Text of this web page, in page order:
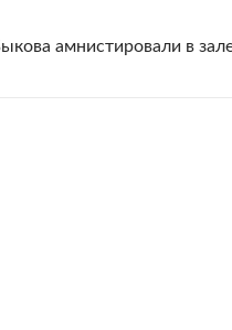
амнистировали в